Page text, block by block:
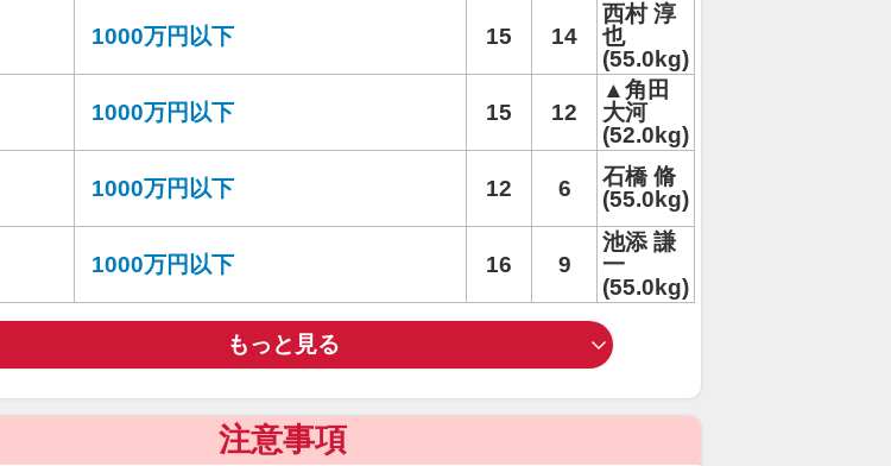
1000万円以下 15 14
西村 淳
也
(55.0kg)
1000万円以下 15 12
▲角田
大河
(52.0kg)
1000万円以下 12 6
石橋 脩
(55.0kg)
1000万円以下 16 9
池添 謙
一
(55.0kg)
もっと見る
注意事項